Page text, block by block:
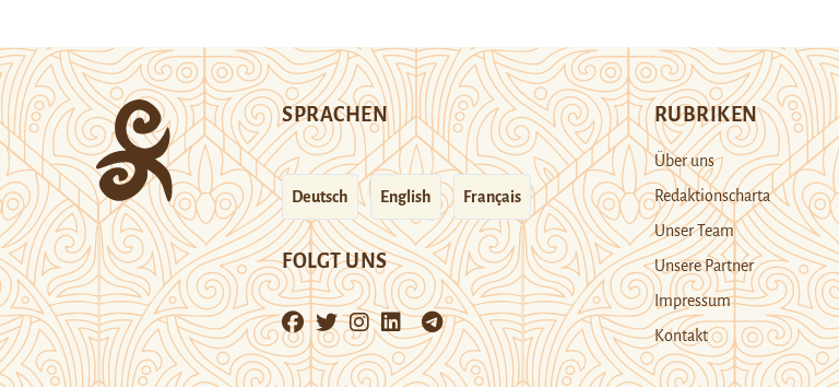
SPRACHEN
Deutsch English Français
FOLGT UNS
RUBRIKEN
Über uns
Redaktionscharta
Unser Team
Unsere Partner
Impressum
Kontakt